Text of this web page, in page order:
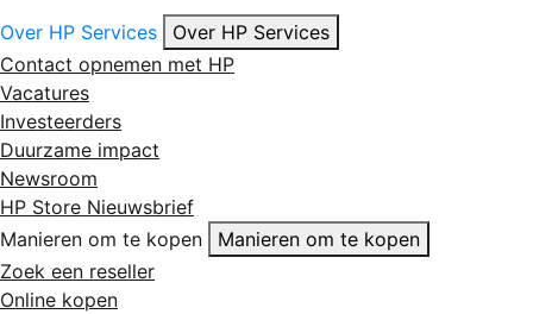
Over HP Services
Over HP Services
Contact opnemen met HP
Vacatures
Investeerders
Duurzame impact
Newsroom
HP Store Nieuwsbrief
Manieren om te kopen
Manieren om te kopen
Zoek een reseller
Online kopen